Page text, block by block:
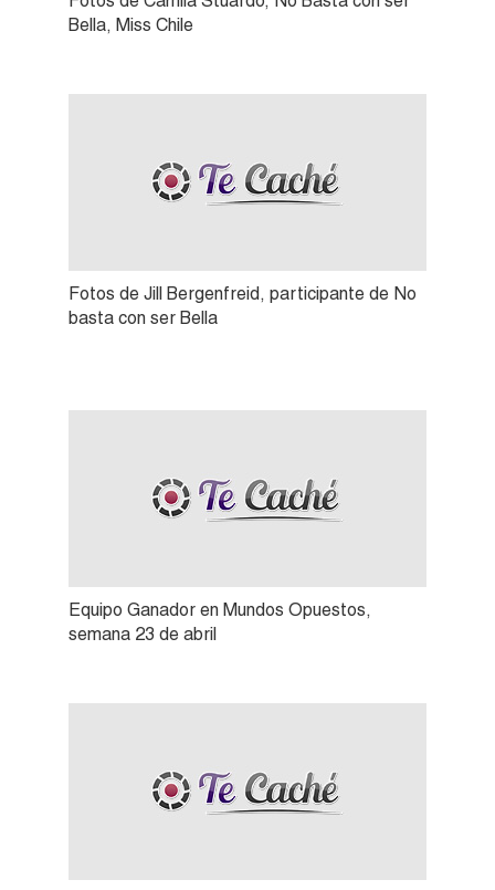
Bella, Miss Chile
Fotos de Jill Bergenfreid, participante de No
basta con ser Bella
Equipo Ganador en Mundos Opuestos,
semana 23 de abril